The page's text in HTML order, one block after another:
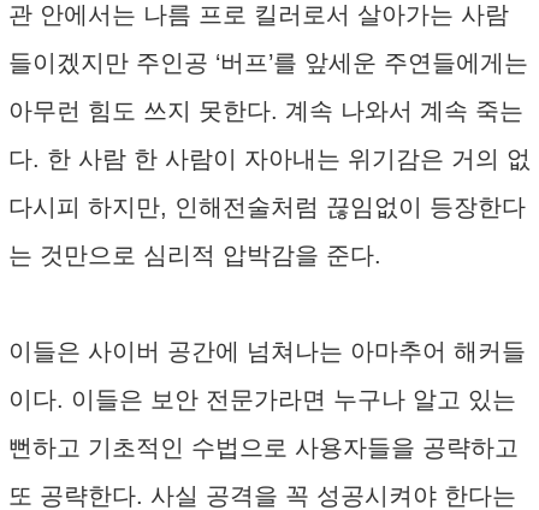
관 안에서는 나름 프로 킬러로서 살아가는 사람
들이겠지만 주인공 ‘버프’를 앞세운 주연들에게는
아무런 힘도 쓰지 못한다. 계속 나와서 계속 죽는
다. 한 사람 한 사람이 자아내는 위기감은 거의 없
다시피 하지만, 인해전술처럼 끊임없이 등장한다
는 것만으로 심리적 압박감을 준다.
이들은 사이버 공간에 넘쳐나는 아마추어 해커들
이다. 이들은 보안 전문가라면 누구나 알고 있는
뻔하고 기초적인 수법으로 사용자들을 공략하고
또 공략한다. 사실 공격을 꼭 성공시켜야 한다는